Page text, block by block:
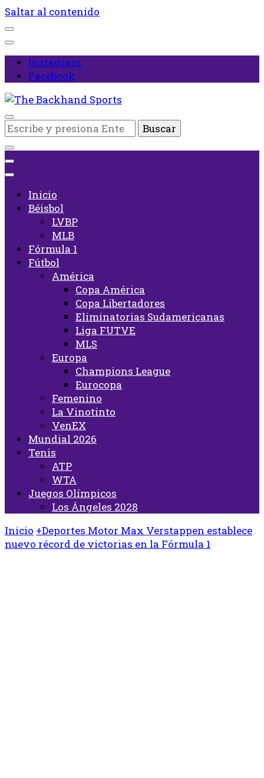
Saltar al contenido
Instagram
Facebook
The Backhand Sports
Inicio
¿Buscas
algo?
Inicio
Béisbol
LVBP
MLB
Fórmula 1
Fútbol
América
Copa América
Copa Libertadores
Eliminatorias Sudamericanas
Liga FUTVE
MLS
Europa
Champions League
Eurocopa
Femenino
La Vinotinto
VenEX
Mundial 2026
Tenis
ATP
WTA
Juegos Olímpicos
Los Ángeles 2028
Inicio +Deportes Motor Max Verstappen establece
nuevo récord de victorias en la Fórmula 1